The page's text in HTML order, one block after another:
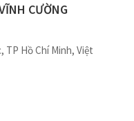
CƯỜNG
TP Hồ Chí Minh, Việt